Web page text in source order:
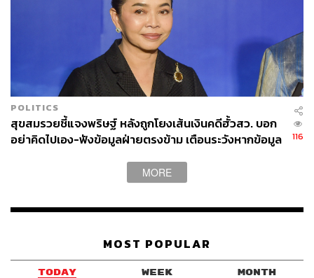
POLITICS
สุขสมรวยชี้แจงพริษฐ์ หลังถูกโยงเส้นเงินคดีฮั้วสว. บอก
อย่าคิดไปเอง-ฟังข้อมูลฝ่ายตรงข้าม เตือนระวังหากข้อมูล
116
MORE
MOST POPULAR
TODAY WEEK MONTH